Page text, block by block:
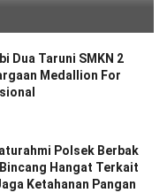
Dua Taruni SMKN 2
Medallion For
Polsek Berbak
Hangat Terkait
Ketahanan Pangan